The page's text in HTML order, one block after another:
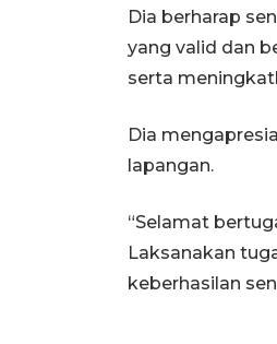
Dia berharap
yang valid dan
serta
Dia
lapangan.
“Selamat
Laksanakan
keberhasilan